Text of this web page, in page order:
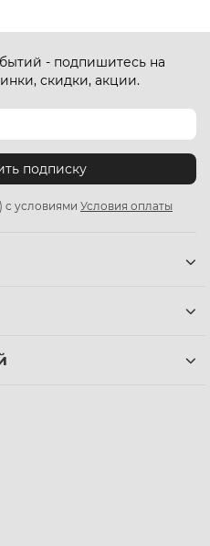
- подпишитесь на
скидки, акции.
подписку
с условиями Условия оплаты